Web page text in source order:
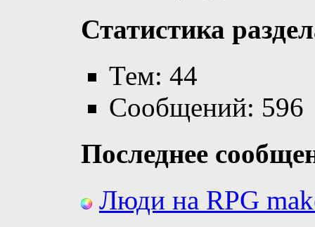
Статистика
Тем: 44
Сообщений: 596
Последнее
Люди на RPG